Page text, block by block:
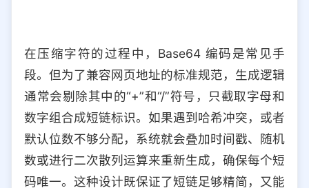
在压缩字符的过程中，Base64 编码是常见手
段。但为了兼容网页地址的标准规范，生成逻辑
通常会剔除其中的“+”和“/”符号，只截取字母和
数字组合成短链标识。如果遇到哈希冲突，或者
默认位数不够分配，系统就会叠加时间戳、随机
数或进行二次散列运算来重新生成，确保每个短
码唯一。这种设计既保证了短链足够精简，又能